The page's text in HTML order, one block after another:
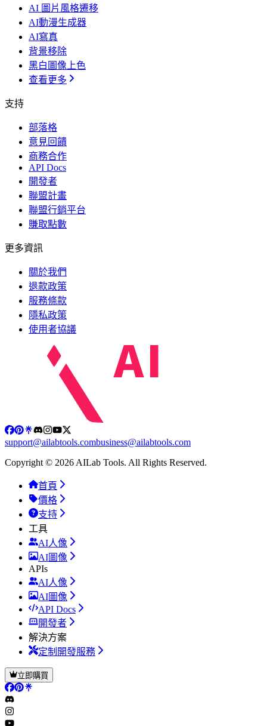
AI 圖片風格遷移
AI動漫生成器
AI寫真
背景移除
黑白圖像上色
查看更多
支持
部落格
意見回饋
商務合作
API Docs
開發者
聯盟計畫
聯盟行銷平台
賺取點數
更多資訊
關於我們
退款政策
服務條款
隱私政策
使用者協議
support@ailabtools.combusiness@ailabtools.com
Copyright © 2026 AILab Tools. All Rights Reserved.
首頁
價格
支持
工具
AI人像
AI圖像
APIs
AI人像
AI圖像
API Docs
開發者
解決方案
定制開發服務
立即購買